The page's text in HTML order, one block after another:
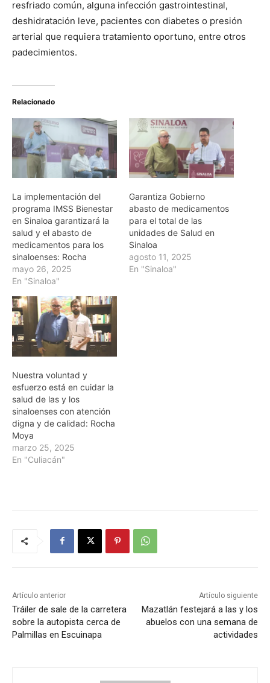
resfriado común, alguna infección gastrointestinal,
deshidratación leve, pacientes con diabetes o presión
arterial que requiera tratamiento oportuno, entre otros
padecimientos.
Relacionado
La implementación del
programa IMSS Bienestar
en Sinaloa garantizará la
salud y el abasto de
medicamentos para los
sinaloenses: Rocha
mayo 26, 2025
En "Sinaloa"
Garantiza Gobierno
abasto de medicamentos
para el total de las
unidades de Salud en
Sinaloa
agosto 11, 2025
En "Sinaloa"
Nuestra voluntad y
esfuerzo está en cuidar la
salud de las y los
sinaloenses con atención
digna y de calidad: Rocha
Moya
marzo 25, 2025
En "Culiacán"
Artículo anterior
Tráiler de sale de la carretera
sobre la autopista cerca de
Palmillas en Escuinapa
Artículo siguiente
Mazatlán festejará a las y los
abuelos con una semana de
actividades